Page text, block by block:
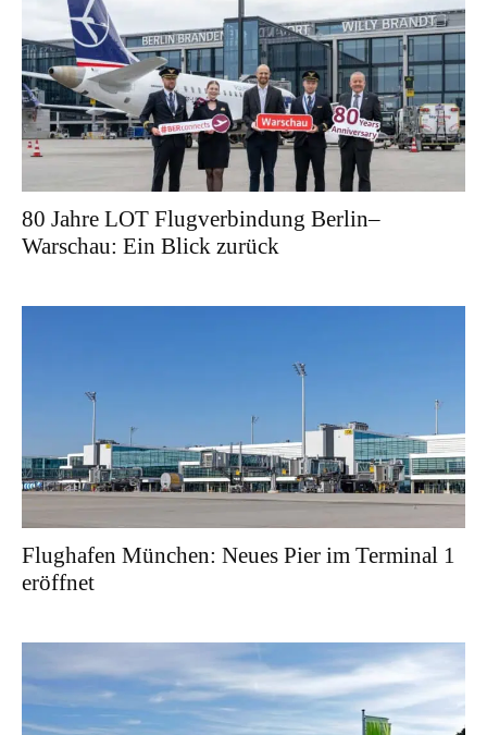
80 Jahre LOT Flugverbindung Berlin–
Warschau: Ein Blick zurück
Flughafen München: Neues Pier im Terminal 1
eröffnet